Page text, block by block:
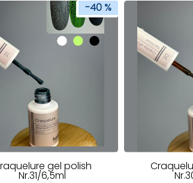
-40 %
gel polish
Nr.31/6,5ml